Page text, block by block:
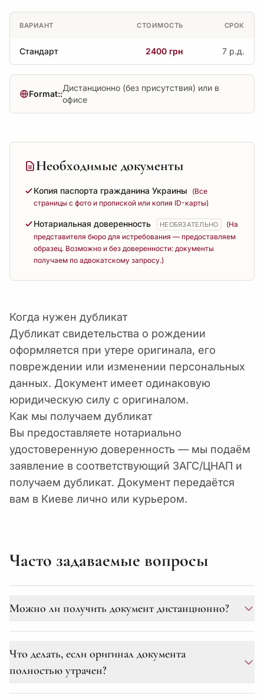
ВАРИАНТ СТОИМОСТЬ СРОК
Стандарт 2400 грн 7 р.д.
Format::
Дистанционно (без присутствия) или в
офисе
Необходимые документы
Копия паспорта гражданина Украины
(Все
страницы с фото и пропиской или копия ID-карты)
Нотариальная доверенность НЕОБЯЗАТЕЛЬНО
(На
представителя бюро для истребования — предоставляем
образец. Возможно и без доверенности: документы
получаем по адвокатскому запросу.)
Когда нужен дубликат
Дубликат свидетельства о рождении
оформляется при утере оригинала, его
повреждении или изменении персональных
данных. Документ имеет одинаковую
юридическую силу с оригиналом.
Как мы получаем дубликат
Вы предоставляете нотариально
удостоверенную доверенность — мы подаём
заявление в соответствующий ЗАГС/ЦНАП и
получаем дубликат. Документ передаётся
вам в Киеве лично или курьером.
Часто задаваемые вопросы
Можно ли получить документ дистанционно?
достаточно оформить нотариальную доверенность
у любого нотариуса (на Украине или за рубежом) и
Что делать, если оригинал документа
полностью утрачен?